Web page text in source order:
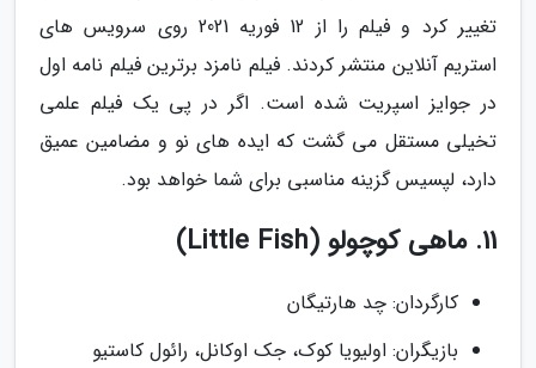
تغییر کرد و فیلم را از 12 فوریه 2021 روی سرویس های
استریم آنلاین منتشر کردند. فیلم نامزد برترین فیلم نامه اول
در جوایز اسپریت شده است. اگر در پی یک فیلم علمی
تخیلی مستقل می گشت که ایده های نو و مضامین عمیق
دارد، لپسیس گزینه مناسبی برای شما خواهد بود.
11. ماهی کوچولو (Little Fish)
کارگردان: چد هارتیگان
بازیگران: اولیویا کوک، جک اوکانل، رائول کاستیو